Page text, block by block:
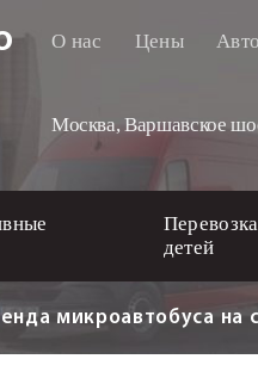
О нас Цены
Москва, Варшавское
Перевозка
детей
микроавтобуса на